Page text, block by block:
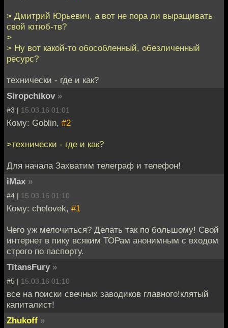
> Дмитрий Юрьевич, а вот не пора ли выращивать
свой ютюб-тв?
>
> Ну вот какой-то обособленный, обезличенный
ресурс?
технически - где и как?
Siropchikov »
#3 | 15.03.16 01:01
Кому: Goblin, #2
>технически - где и как?
Для начала Захватим телеграф и телефон!
iMax »
#4 | 15.03.16 01:10
Кому: chelovek, #1
Чего уж мелочиться? Делать так по большому! Свой
интернет в пику всяким ТОРам анонимным с входом
строго по паспорту.
TitansFury »
#5 | 15.03.16 01:10
все на поиски свечных заводиков главного!клятый
капиталист!
Zhukoff »